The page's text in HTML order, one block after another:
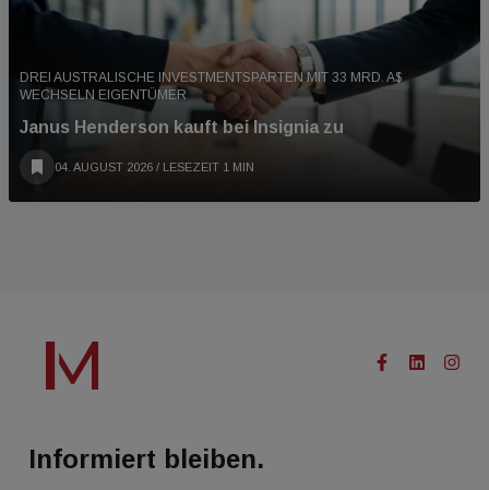
DREI AUSTRALISCHE INVESTMENTSPARTEN MIT 33 MRD. A$
WECHSELN EIGENTÜMER
Janus Henderson kauft bei Insignia zu
04. AUGUST 2026 / LESEZEIT 1 MIN
Informiert bleiben.